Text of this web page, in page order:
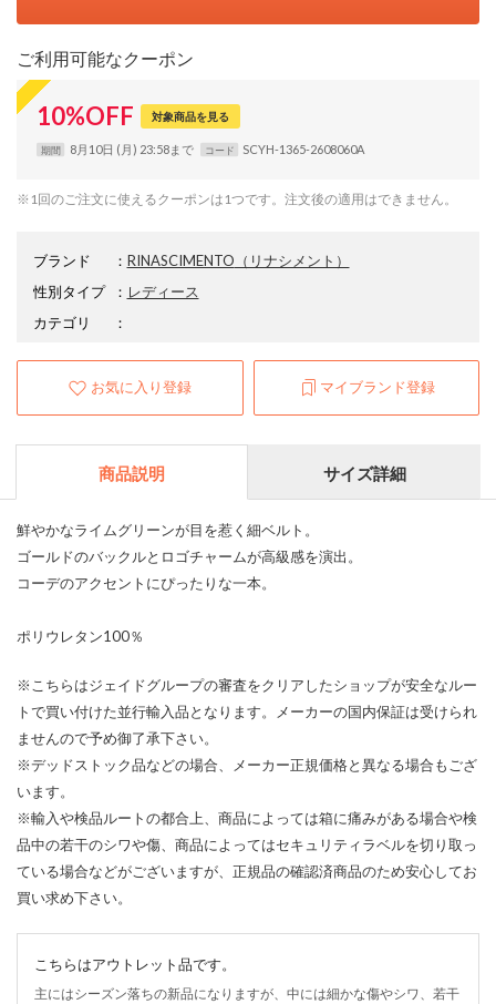
ご利用可能なクーポン
10%OFF 対象商品を見る
期間 8月10日 (月) 23:58まで コード SCYH-1365-2608060A
※1回のご注文に使えるクーポンは1つです。注文後の適用はできません。
ブランド ： RINASCIMENTO （リナシメント）
性別タイプ
： レディース
カテゴリ
：
お気に入り登録 マイブランド登録
商品説明 サイズ詳細
鮮やかなライムグリーンが目を惹く細ベルト。
ゴールドのバックルとロゴチャームが高級感を演出。
コーデのアクセントにぴったりな一本。
ポリウレタン100％
※こちらはジェイドグループの審査をクリアしたショップが安全なルー
トで買い付けた並行輸入品となります。メーカーの国内保証は受けられ
ませんので予め御了承下さい。
※デッドストック品などの場合、メーカー正規価格と異なる場合もござ
います。
※輸入や検品ルートの都合上、商品によっては箱に痛みがある場合や検
品中の若干のシワや傷、商品によってはセキュリティラベルを切り取っ
ている場合などがございますが、正規品の確認済商品のため安心してお
買い求め下さい。
こちらはアウトレット品です。
主にはシーズン落ちの新品になりますが、中には細かな傷やシワ、若干